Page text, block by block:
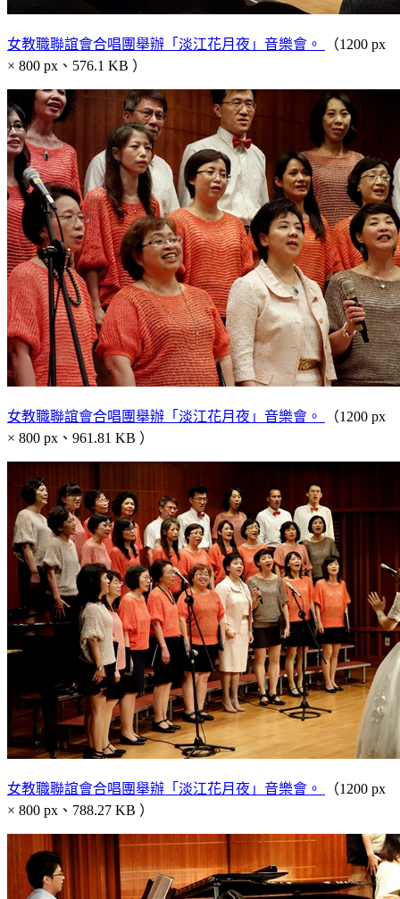
女教職聯誼會合唱團舉辦「淡江花月夜」音樂會。
（1200 px
× 800 px、576.1 KB ）
女教職聯誼會合唱團舉辦「淡江花月夜」音樂會。
（1200 px
× 800 px、961.81 KB ）
女教職聯誼會合唱團舉辦「淡江花月夜」音樂會。
（1200 px
× 800 px、788.27 KB ）